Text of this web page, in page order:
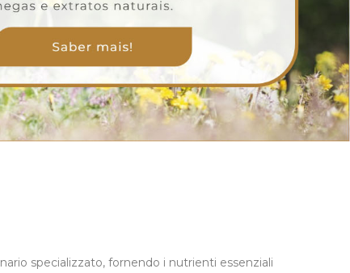
specializzato, fornendo i nutrienti essenziali